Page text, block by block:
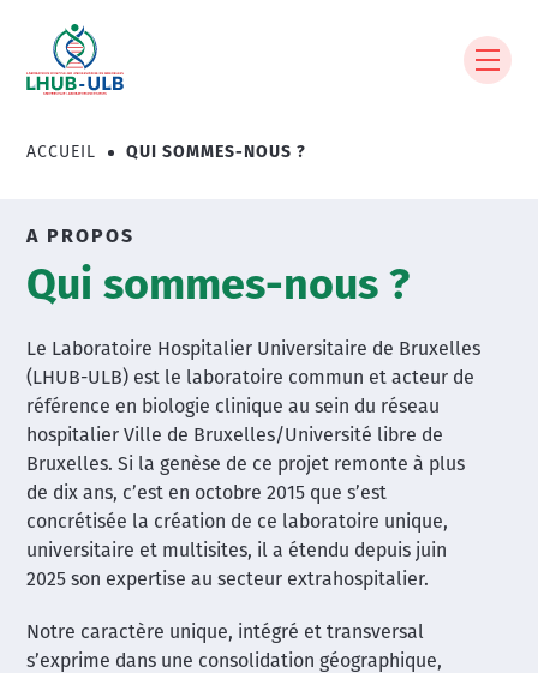
contenu
principal
Fil
ACCUEIL QUI SOMMES-NOUS ?
A PROPOS
Qui sommes-nous ?
Le Laboratoire Hospitalier Universitaire de Bruxelles
(LHUB-ULB) est le laboratoire commun et acteur de
référence en biologie clinique au sein du réseau
hospitalier Ville de Bruxelles/Université libre de
Bruxelles. Si la genèse de ce projet remonte à plus
de dix ans, c’est en octobre 2015 que s’est
concrétisée la création de ce laboratoire unique,
universitaire et multisites, il a étendu depuis juin
2025 son expertise au secteur extrahospitalier.
Notre caractère unique, intégré et transversal
s’exprime dans une consolidation géographique,